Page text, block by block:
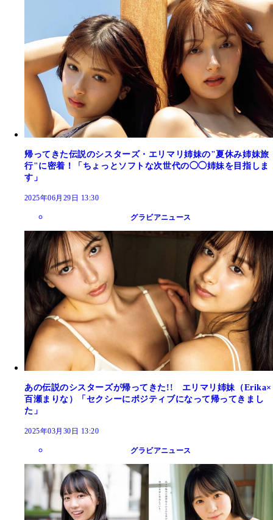
帰ってきた伝説のシスターズ・エリマリ姉妹の"夏休み姉妹旅
行"に密着！「ちょっとソフトな次世代の◯◯姉妹を目指しま
す」
2025年06月29日 13:30
グラビアニュース
あの伝説のシスターズが帰ってきた!! エリマリ姉妹（Erika×
百瀬まりな）「セクシーにポジティブになって帰ってきまし
た」
2025年03月30日 13:20
グラビアニュース